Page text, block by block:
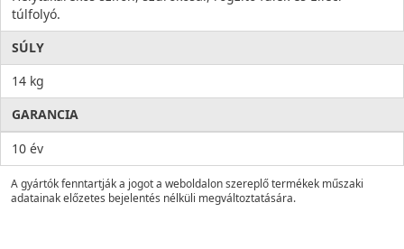
túlfolyó.
SÚLY
14 kg
GARANCIA
10 év
A gyártók fenntartják a jogot a weboldalon szereplő termékek műszaki
adatainak előzetes bejelentés nélküli megváltoztatására.